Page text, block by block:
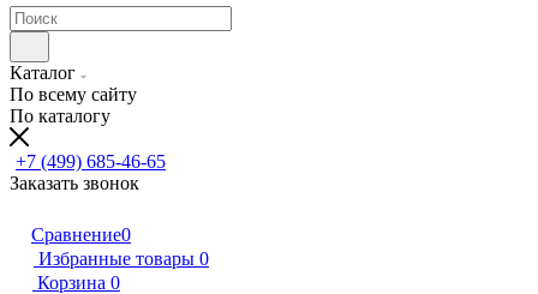
Каталог
По всему сайту
По каталогу
+7 (499) 685-46-65
Заказать звонок
Сравнение0
Избранные товары 0
Корзина 0